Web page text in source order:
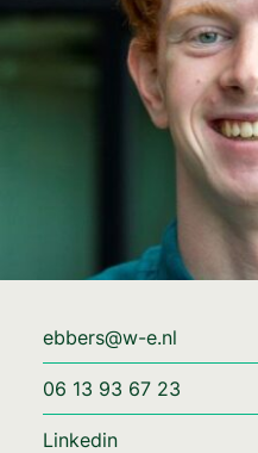
ebbers@w-e.nl
06 13 93 67 23
Linkedin